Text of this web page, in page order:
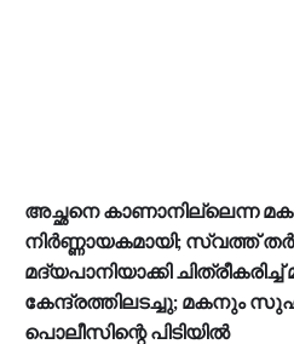
അച്ഛനെ കാണാനില്ലെന്ന
നിര്‍ണ്ണായകമായി; സ്വത്ത്
മദ്യപാനിയാക്കി
കേന്ദ്രത്തിലടച്ചു; മകനും
പൊലീസിന്റെ പിടിയില്‍